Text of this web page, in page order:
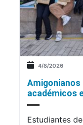
4/8/2026
académicos
Estudiantes